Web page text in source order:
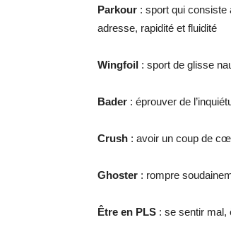
Parkour : sport qui consiste
adresse, rapidité et fluidité
Wingfoil : sport de glisse
Bader : éprouver de
Crush : avoir un coup de
Ghoster : rompre
Être en PLS : se sentir mal,